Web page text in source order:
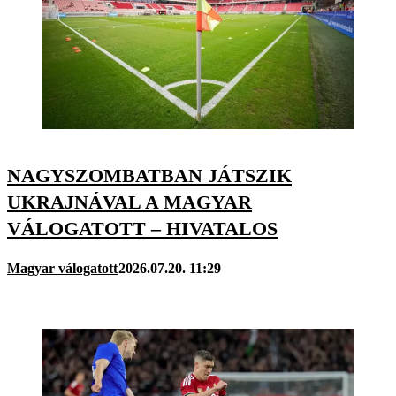
NAGYSZOMBATBAN JÁTSZIK
UKRAJNÁVAL A MAGYAR
VÁLOGATOTT – HIVATALOS
Magyar válogatott2026.07.20. 11:29